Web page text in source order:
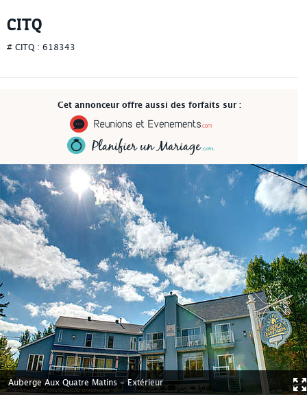
CITQ
# CITQ : 618343
Cet annonceur offre aussi des forfaits sur :
Auberge Aux Quatre Matins - Extérieur